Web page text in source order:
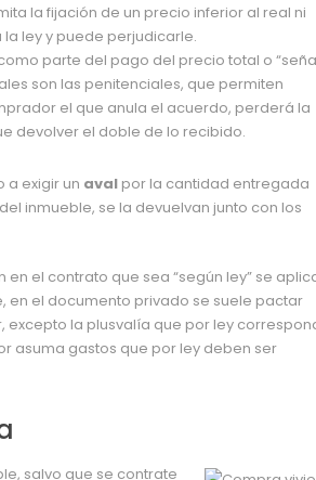
la fijación de un precio inferior al real ni
ley y puede perjudicarle.
parte del pago del precio total o
son las penitenciales, que permiten
el que anula el acuerdo, perderá la
devolver el doble de lo recibido.
a exigir un aval por la cantidad entregada
inmueble, se la devuelvan junto con los
el contrato que sea “según ley” se
en el documento privado se suele pactar
la plusvalía que por ley
asuma gastos que por ley deben ser
salvo que se contrate